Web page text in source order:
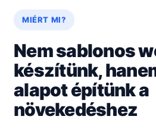
MIÉRT MI?
Nem sablonos
készítünk,
alapot építünk a
növekedéshez